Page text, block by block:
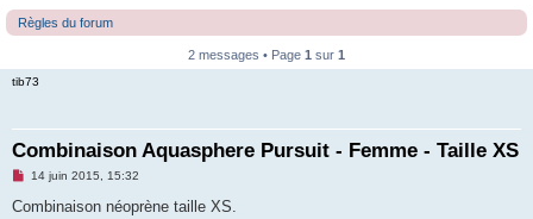
Règles du forum
2 messages • Page 1 sur 1
tib73
Combinaison Aquasphere Pursuit - Femme - Taille XS
M
s
14 juin 2015, 15:32
Combinaison néoprène taille XS.